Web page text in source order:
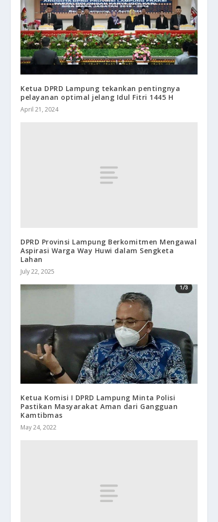
Ketua DPRD Lampung tekankan pentingnya
pelayanan optimal jelang Idul Fitri 1445 H
April 21, 2024
DPRD Provinsi Lampung Berkomitmen Mengawal
Aspirasi Warga Way Huwi dalam Sengketa
Lahan
July 22, 2025
Ketua Komisi I DPRD Lampung Minta Polisi
Pastikan Masyarakat Aman dari Gangguan
Kamtibmas
May 24, 2022